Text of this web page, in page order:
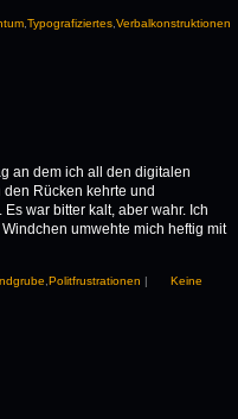
Typografiziertes Verbalkonstruktionen
an dem ich all den digitalen
Rücken kehrte und
war bitter kalt, aber wahr. Ich
umwehte mich heftig mit
Politfrustrationen |
Keine